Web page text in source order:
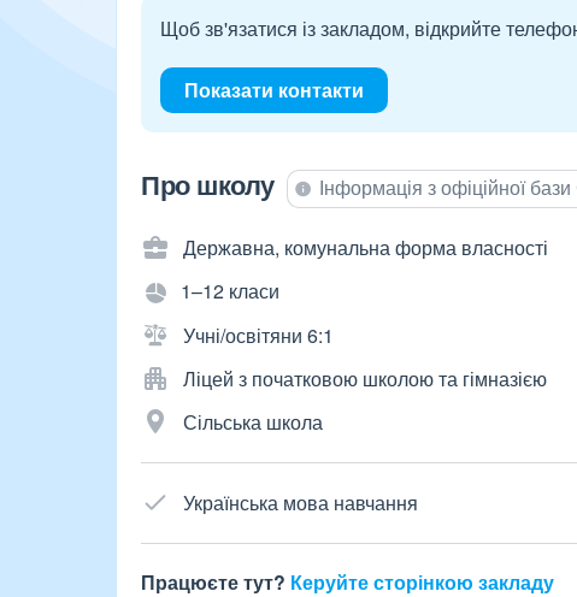
Щоб зв'язатися із закладом, відкрийте
Показати контакти
Про школу Інформація з офіційної
Державна, комунальна форма власності
1–12 класи
Учні/освітяни 6:1
Ліцей з початковою школою та гімназією
Сільська школа
Українська мова навчання
Працюєте тут? Керуйте сторінкою закладу